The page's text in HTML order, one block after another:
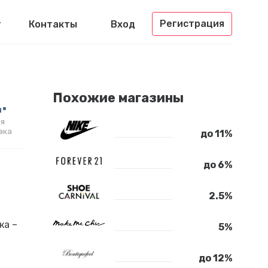
Контакты Вход Регистрация
–
Похожие магазины
до 11%
до 6%
2.5%
5%
до 12%